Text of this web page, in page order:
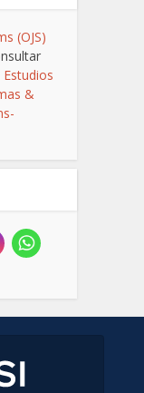
(OJS)
Estudios
&